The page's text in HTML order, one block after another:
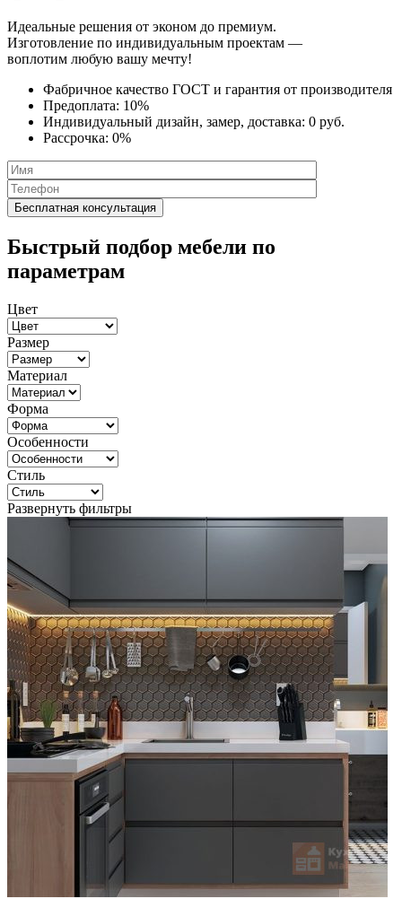
Идеальные решения от эконом до премиум.
Изготовление по индивидуальным проектам —
воплотим любую вашу мечту!
Фабричное качество ГОСТ и гарантия от производителя
Предоплата: 10%
Индивидуальный дизайн, замер, доставка: 0 руб.
Рассрочка: 0%
Быстрый подбор мебели по
параметрам
Цвет
Размер
Материал
Форма
Особенности
Стиль
Развернуть фильтры